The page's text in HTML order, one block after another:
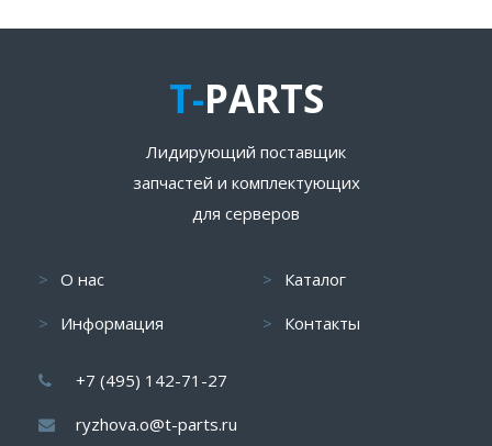
T-PARTS
Лидирующий поставщик
запчастей и комплектующих
для серверов
О нас
Информация
Каталог
Контакты
+7 (495) 142-71-27
ryzhova.o@t-parts.ru